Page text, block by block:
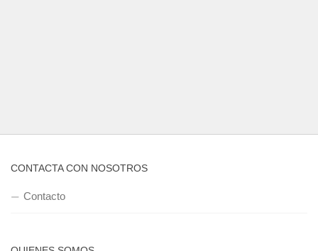
CONTACTA CON NOSOTROS
Contacto